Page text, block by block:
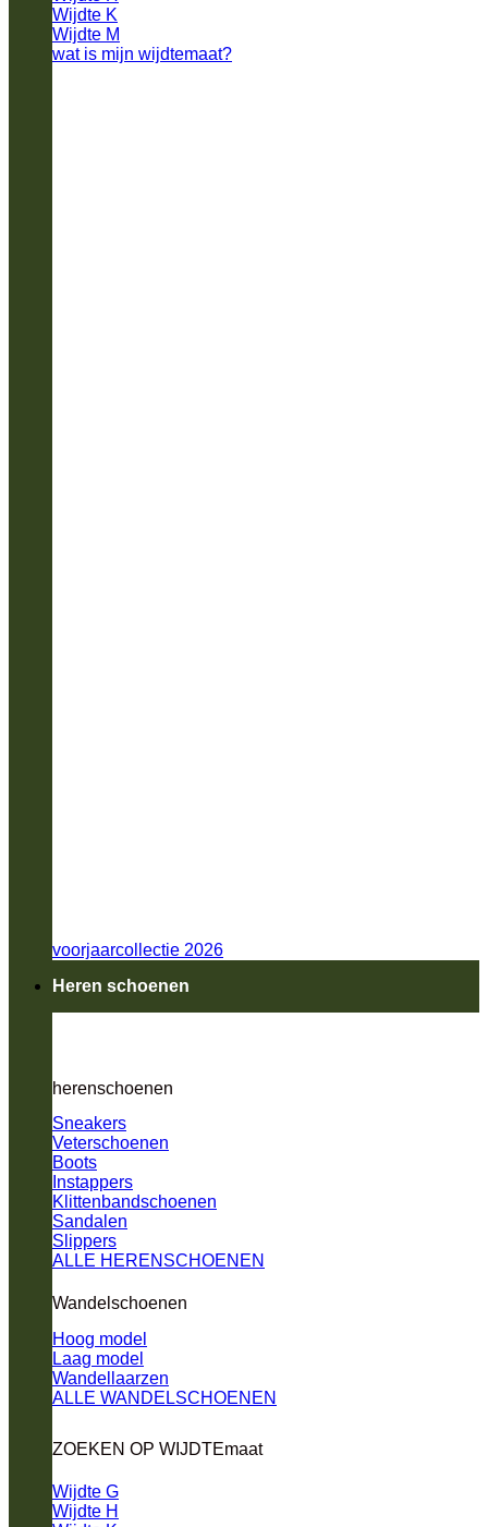
Wijdte K
Wijdte M
wat is mijn wijdtemaat?
voorjaarcollectie 2026
Heren schoenen
herenschoenen
Sneakers
Veterschoenen
Boots
Instappers
Klittenbandschoenen
Sandalen
Slippers
ALLE HERENSCHOENEN
Wandelschoenen
Hoog model
Laag model
Wandellaarzen
ALLE WANDELSCHOENEN
ZOEKEN OP WIJDTEmaat
Wijdte G
Wijdte H